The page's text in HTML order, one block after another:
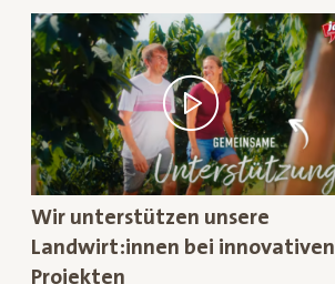
Wir unterstützen unsere
Landwirt:innen bei innovativen
Projekten